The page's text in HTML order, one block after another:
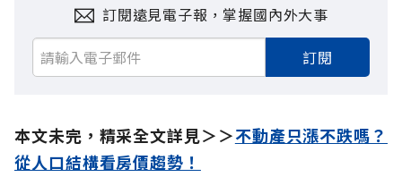
訂閱遠見電子報，掌握國內外大事
訂閱
本文未完，精采全文詳見＞＞不動產只漲不跌嗎？
從人口結構看房價趨勢！